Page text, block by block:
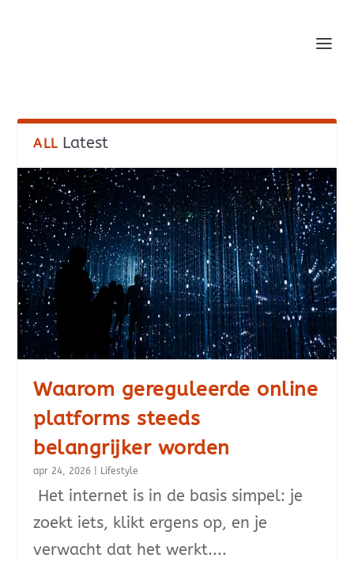
ALL Latest
Waarom gereguleerde online
platforms steeds
belangrijker worden
apr 24, 2026 Lifestyle
Het internet is in de basis simpel: je
zoekt iets, klikt ergens op, en je
verwacht dat het werkt....